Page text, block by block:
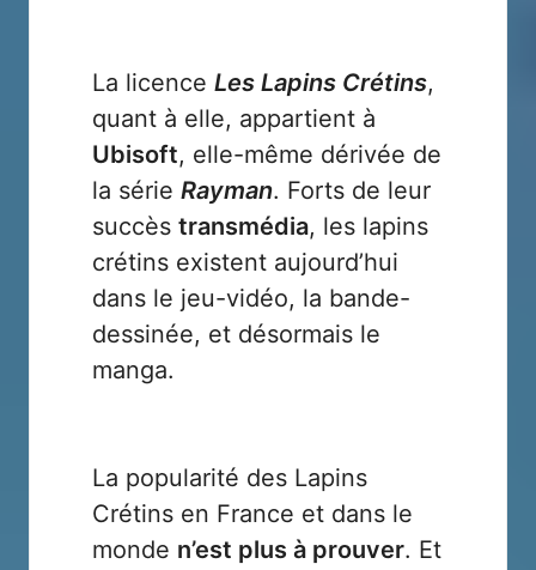
La licence Les Lapins Crétins,
quant à elle, appartient à
Ubisoft, elle-même dérivée de
la série Rayman. Forts de leur
succès transmédia, les lapins
crétins existent aujourd’hui
dans le jeu-vidéo, la bande-
dessinée, et désormais le
manga.
La popularité des Lapins
Crétins en France et dans le
monde n’est plus à prouver. Et